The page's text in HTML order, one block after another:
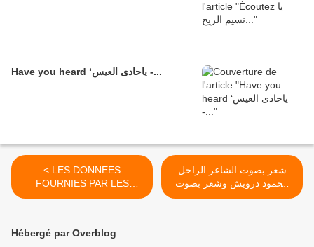
Have you heard ‘ياحادى العيس -...
< LES DONNEES
FOURNIES PAR LES
DOCUMENTS
شعر بصوت الشاعر الراحل
محمود درويش وشعر بصوت
الشاعر امل دنقل >
Hébergé par Overblog